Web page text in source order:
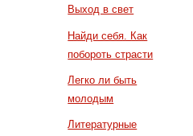
Выход в свет
Найди себя. Как
побороть страсти
Легко ли быть
молодым
Литературные